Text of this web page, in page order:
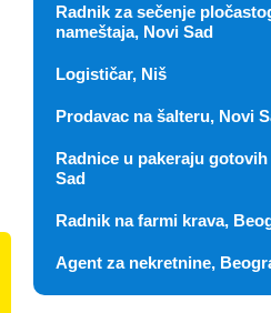
Radnik za sečenje
nameštaja, Novi Sad
Logističar, Niš
Prodavac na šalteru, Novi
Radnice u pakeraju
Sad
Radnik na farmi krava,
Agent za nekretnine,